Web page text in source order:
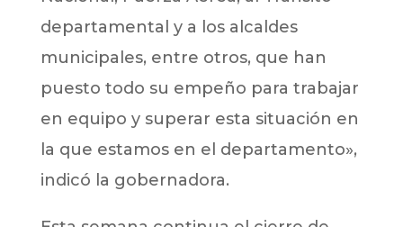
departamental y a los alcaldes
municipales, entre otros, que han
puesto todo su empeño para trabajar
en equipo y superar esta situación en
la que estamos en el departamento»,
indicó la gobernadora.